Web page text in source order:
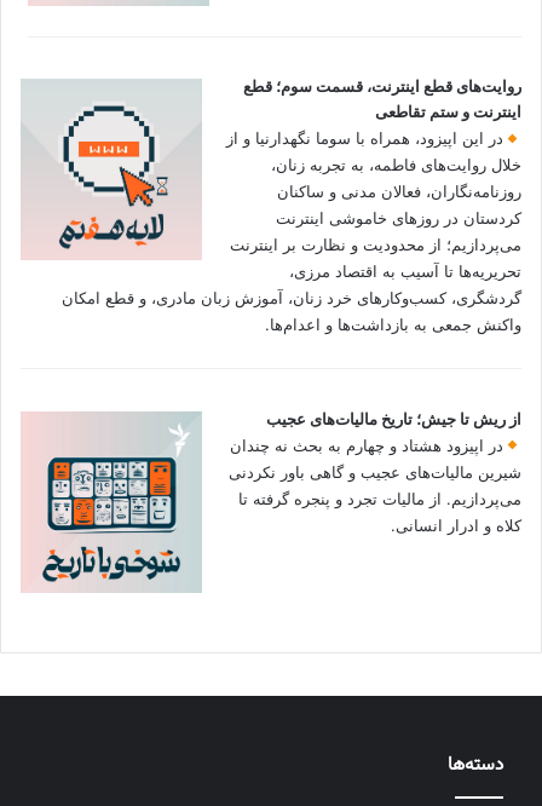
روایت‌های قطع اینترنت، قسمت سوم؛ قطع
اینترنت و ستم تقاطعی
در این اپیزود، همراه با سوما نگهدارنیا و از
خلال روایت‌های فاطمه، به تجربه زنان،
روزنامه‌نگاران، فعالان مدنی و ساکنان
کردستان در روزهای خاموشی اینترنت
می‌پردازیم؛ از محدودیت و نظارت بر اینترنت
تحریریه‌ها تا آسیب به اقتصاد مرزی،
گردشگری، کسب‌وکارهای خرد زنان، آموزش زبان مادری، و قطع امکان
واکنش جمعی به بازداشت‌ها و اعدام‌ها.
از ریش تا جیش؛ تاریخ مالیات‌های عجیب
در اپیزود هشتاد و چهارم به بحث نه چندان
شیرین مالیات‌های عجیب و گاهی باور نکردنی‌
می‌پردازیم. از مالیات تجرد و پنجره گرفته تا
کلاه و ادرار انسانی.
دسته‌ها